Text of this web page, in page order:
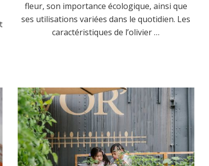
fleur, son importance écologique, ainsi que
ses utilisations variées dans le quotidien. Les
caractéristiques de l’olivier …